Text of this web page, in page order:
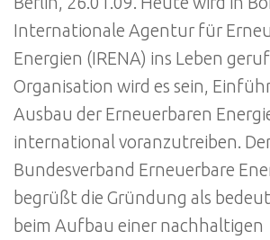
Internationale Agentur für
Energien (IRENA) ins Leben
Organisation wird es sein,
Ausbau der Erneuerbaren
international voranzutreiben.
Bundesverband Erneuerbare
begrüßt die Gründung als
beim Aufbau einer nachhaltigen